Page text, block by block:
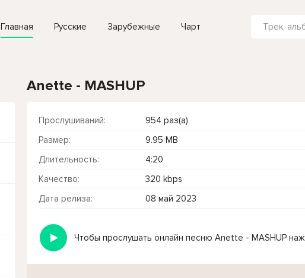
Главная Русские Зарубежные Чарт
Anette - MASHUP
Прослушиваний:
954 раз(а)
Размер:
9.95 MB
Длительность:
4:20
Качество:
320 kbps
Дата релиза:
08 май 2023